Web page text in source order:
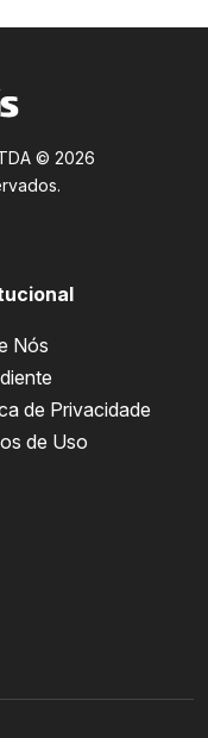
© 2026
Nós
de Privacidade
de Uso